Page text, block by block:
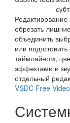
Редактирование
обрезать
объединить
или
таймлайном,
эффектами и
отдельный
VSDC Free